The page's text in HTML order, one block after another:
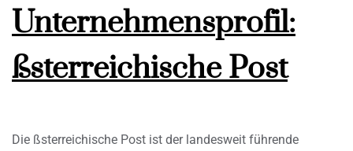
Unternehmensprofil:
ßsterreichische Post
Die ßsterreichische Post ist der landesweit führende